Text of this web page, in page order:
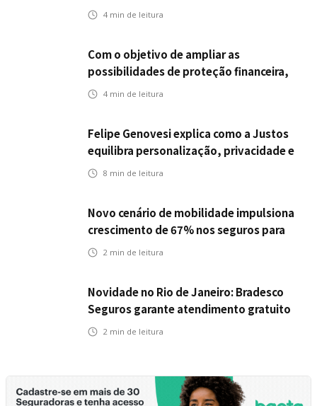
empregabilidade
4 min de leitura
Com o objetivo de ampliar as
possibilidades de proteção financeira,
Icatu Seguros eleva capital segurado
4 min de leitura
Felipe Genovesi explica como a Justos
equilibra personalização, privacidade e
tecnologia
8 min de leitura
Novo cenário de mobilidade impulsiona
crescimento de 67% nos seguros para
veículos elétricos da Bradesco Seguros
2 min de leitura
Novidade no Rio de Janeiro: Bradesco
Seguros garante atendimento gratuito
na Ponte Rio-Niterói
2 min de leitura